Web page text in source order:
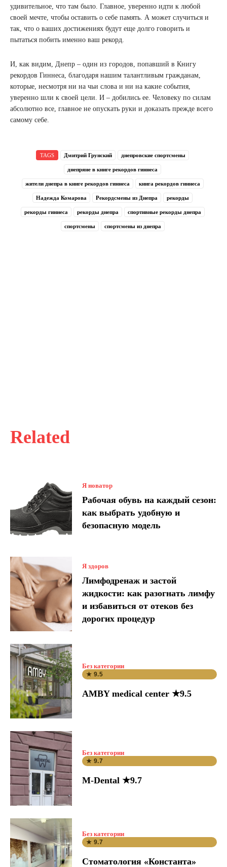
Related
Я новатор
Рабочая обувь на каждый сезон:
как выбрать удобную и
безопасную модель
Я здоров
Лимфодренаж и застой
жидкости: как разогнать лимфу
и избавиться от отеков без
дорогих процедур
Без категории
★ 9.5
AMBY medical center ★9.5
Без категории
★ 9.7
M-Dental ★9.7
Без категории
★ 9.7
Стоматология «Константа»
удивительное, что там было. Главное, уверенно идти к любой
своей мечте, чтобы оставить о себе память. А может случиться и
так, что о ваших достижениях будут еще долго говорить и
пытаться побить именно ваш рекорд.
И, как видим, Днепр – один из городов, попавший в Книгу
рекордов Гиннеса, благодаря нашим талантливым гражданам,
которые, несмотря ни на чьи слова и ни на какие события,
уверенно шли к своей цели. И – добились ее. Человеку по силам
абсолютно все, главное не опускать руки и доказать прежде всего
самому себе.
TAGS Дмитрий Грунский днепровские спортсмены
днепряне в книге рекордов гиннеса
жители днепра в книге рекордов гиннеса книга рекордов гиннеса
Надежда Комарова Рекордсмены из Днепра рекорды
рекорды гиннеса рекорды днепра спортивные рекорды днепра
спортсмены спортсмены из днепра